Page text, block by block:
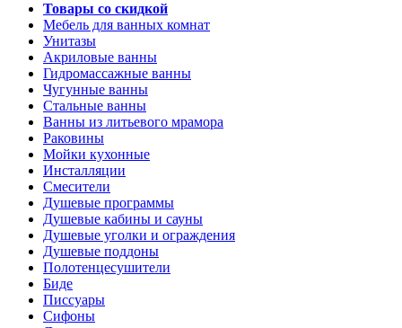
Товары со скидкой
Мебель для ванных комнат
Унитазы
Акриловые ванны
Гидромассажные ванны
Чугунные ванны
Стальные ванны
Ванны из литьевого мрамора
Раковины
Мойки кухонные
Инсталляции
Смесители
Душевые программы
Душевые кабины и сауны
Душевые уголки и ограждения
Душевые поддоны
Полотенцесушители
Биде
Писсуары
Сифоны